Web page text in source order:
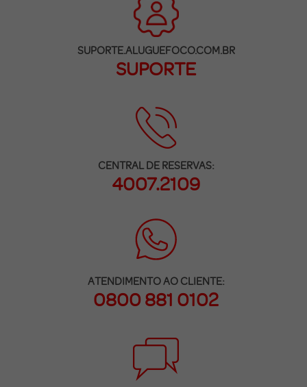
SUPORTE.ALUGUEFOCO.COM.BR
SUPORTE
CENTRAL DE RESERVAS:
4007.2109
ATENDIMENTO AO CLIENTE:
0800 881 0102